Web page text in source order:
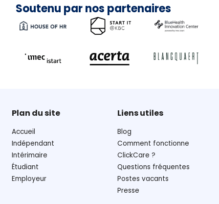
Soutenu par nos partenaires
Plan du site
Accueil
Indépendant
Intérimaire
Étudiant
Employeur
Liens utiles
Blog
Comment fonctionne
ClickCare ?
Questions fréquentes
Postes vacants
Presse